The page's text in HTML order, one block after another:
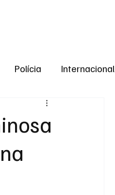
Polícia Internacional
Região Metropolitana